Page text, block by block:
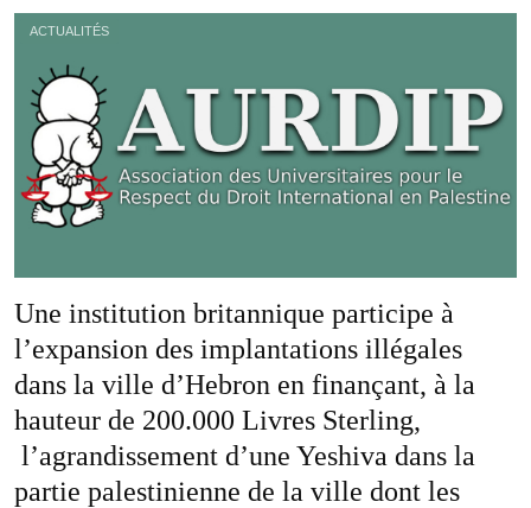
ACTUALITÉS
Une institution britannique participe à
l’expansion des implantations illégales
dans la ville d’Hebron en finançant, à la
hauteur de 200.000 Livres Sterling,
l’agrandissement d’une Yeshiva dans la
partie palestinienne de la ville dont les